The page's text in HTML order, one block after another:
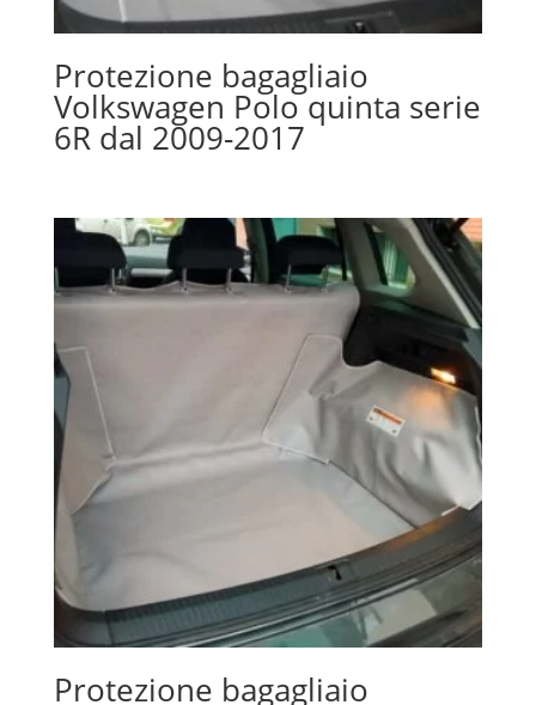
Protezione bagagliaio
Volkswagen Polo quinta serie
6R dal 2009-2017
Protezione bagagliaio